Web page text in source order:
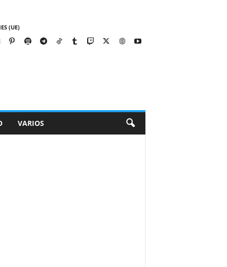
(UE)
VARIOS